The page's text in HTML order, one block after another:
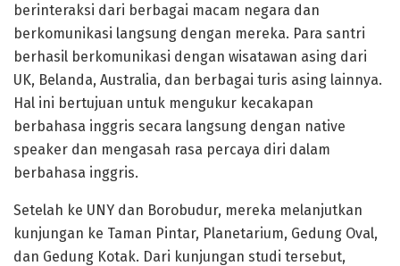
berinteraksi dari berbagai macam negara dan
berkomunikasi langsung dengan mereka. Para santri
berhasil berkomunikasi dengan wisatawan asing dari
UK, Belanda, Australia, dan berbagai turis asing lainnya.
Hal ini bertujuan untuk mengukur kecakapan
berbahasa inggris secara langsung dengan native
speaker dan mengasah rasa percaya diri dalam
berbahasa inggris.
Setelah ke UNY dan Borobudur, mereka melanjutkan
kunjungan ke Taman Pintar, Planetarium, Gedung Oval,
dan Gedung Kotak. Dari kunjungan studi tersebut,